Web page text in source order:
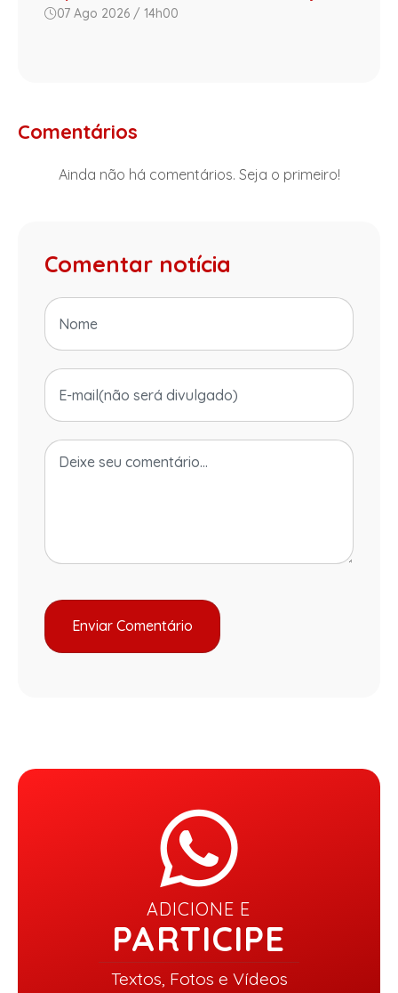
07 Ago 2026 / 14h00
Comentários
Ainda não há comentários. Seja o primeiro!
Comentar notícia
ADICIONE E
PARTICIPE
Textos, Fotos e Vídeos